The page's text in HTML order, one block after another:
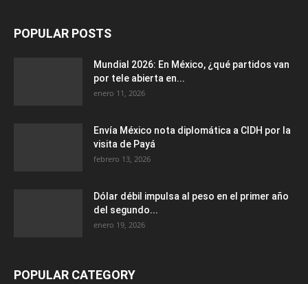
POPULAR POSTS
Mundial 2026: En México, ¿qué partidos van
por tele abierta en...
enero 11, 2026
Envía México nota diplomática a CIDH por la
visita de Payá
febrero 13, 2026
Dólar débil impulsa al peso en el primer año
del segundo...
enero 19, 2026
POPULAR CATEGORY